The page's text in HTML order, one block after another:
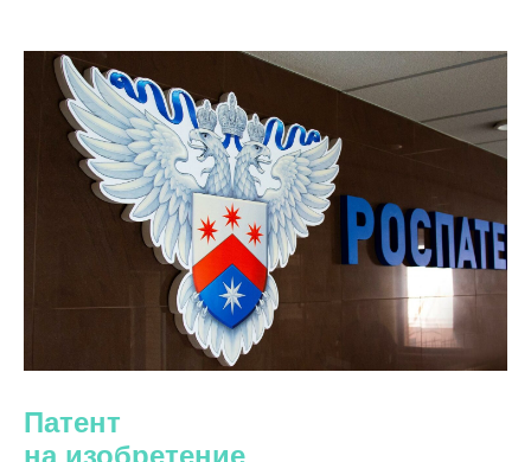
Патент
на изобретение